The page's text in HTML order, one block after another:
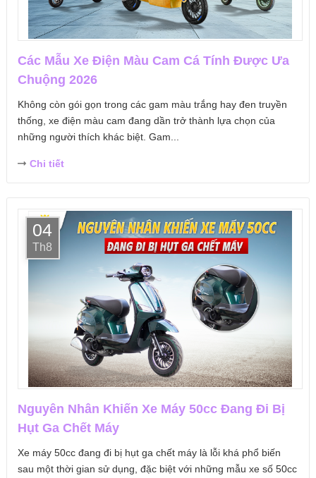
Các Mẫu Xe Điện Màu Cam Cá Tính Được Ưa
Chuộng 2026
Không còn gói gọn trong các gam màu trắng hay đen truyền
thống, xe điện màu cam đang dần trở thành lựa chọn của
những người thích khác biệt. Gam...
Chi tiết
04
Th8
Nguyên Nhân Khiến Xe Máy 50cc Đang Đi Bị
Hụt Ga Chết Máy
Xe máy 50cc đang đi bị hụt ga chết máy là lỗi khá phổ biến
sau một thời gian sử dụng, đặc biệt với những mẫu xe số 50cc